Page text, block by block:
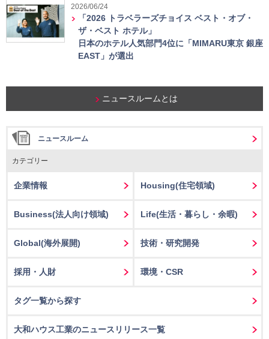
2026/06/24
「2026 トラベラーズチョイス ベスト・オブ・
ザ・ベスト ホテル」
日本のホテル人気部門4位に「MIMARU東京 銀座
EAST」が選出
ニュースルームとは
ニュースルーム
カテゴリー
企業情報 Housing(住宅領域)
Business(法人向け領域) Life(生活・暮らし・余暇)
Global(海外展開) 技術・研究開発
採用・人財 環境・CSR
タグ一覧から探す
大和ハウス工業のニュースリリース一覧